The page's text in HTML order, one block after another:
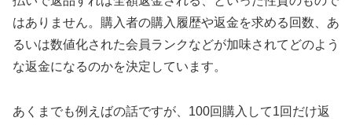
はありません。購入者の購入履歴や返金を求める回数、あ
るいは数値化された会員ランクなどが加味されてどのよう
な返金になるのかを決定しています。
あくまでも例えばの話ですが、100回購入して1回だけ返